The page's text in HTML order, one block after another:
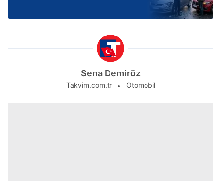
Sena Demiröz
Takvim.com.tr Otomobil